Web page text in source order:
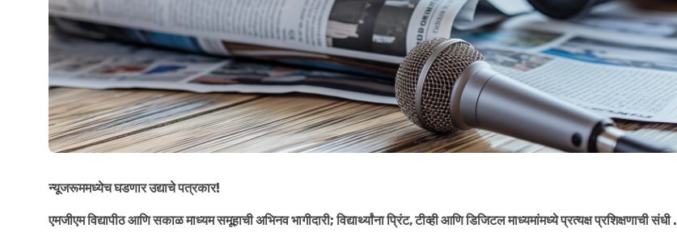
न्यूजरूममध्येच घडणार उद्याचे पत्रकार!
एमजीएम विद्यापीठ आणि सकाळ माध्यम समूहाची अभिनव भागीदारी; विद्यार्थ्यांना प्रिंट, टीव्ही आणि डिजिटल माध्यमांमध्ये प्रत्यक्ष प्रशिक्षणाची संधी .